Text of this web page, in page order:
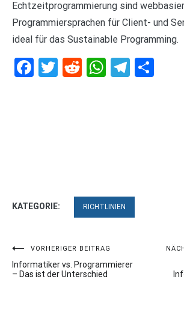
Echtzeitprogrammierung sind
Programmiersprachen für Client- und
ideal für das Sustainable Programming.
Facebook
Twitter
RedditWhatsApp
KATEGORIE: RICHTLINIEN
Beitragsnavigation
VORHERIGER BEITRAG
Informatiker vs. Programmierer
– Das ist der Unterschied